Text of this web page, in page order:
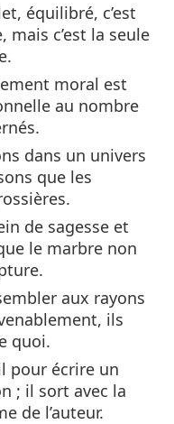
équilibré, c’est
c’est la seule
moral est
au nombre
dans un univers
que les
de sagesse et
le marbre non
aux rayons
ils
quoi.
pour écrire un
; il sort avec la
de l’auteur.